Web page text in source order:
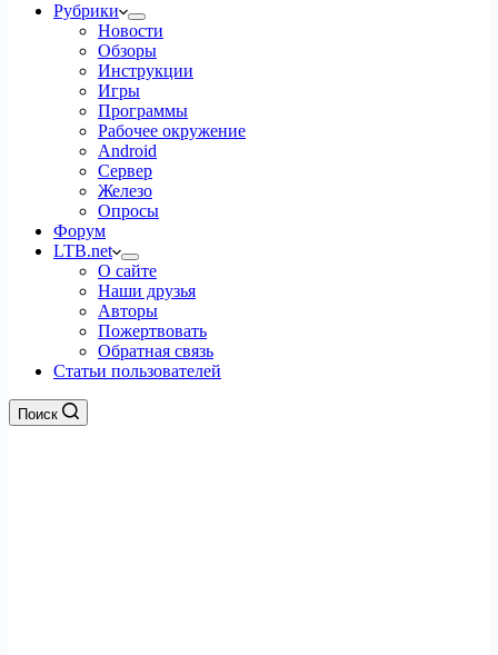
Рубрики
Новости
Обзоры
Инструкции
Игры
Программы
Рабочее окружение
Android
Сервер
Железо
Опросы
Форум
LTB.net
О сайте
Наши друзья
Авторы
Пожертвовать
Обратная связь
Статьи пользователей
Поиск